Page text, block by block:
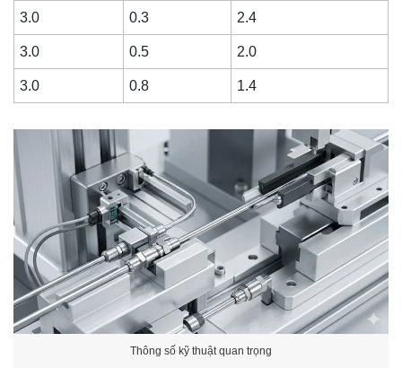
3.0 0.3 2.4
3.0 0.5 2.0
3.0 0.8 1.4
Thông số kỹ thuật quan trọng